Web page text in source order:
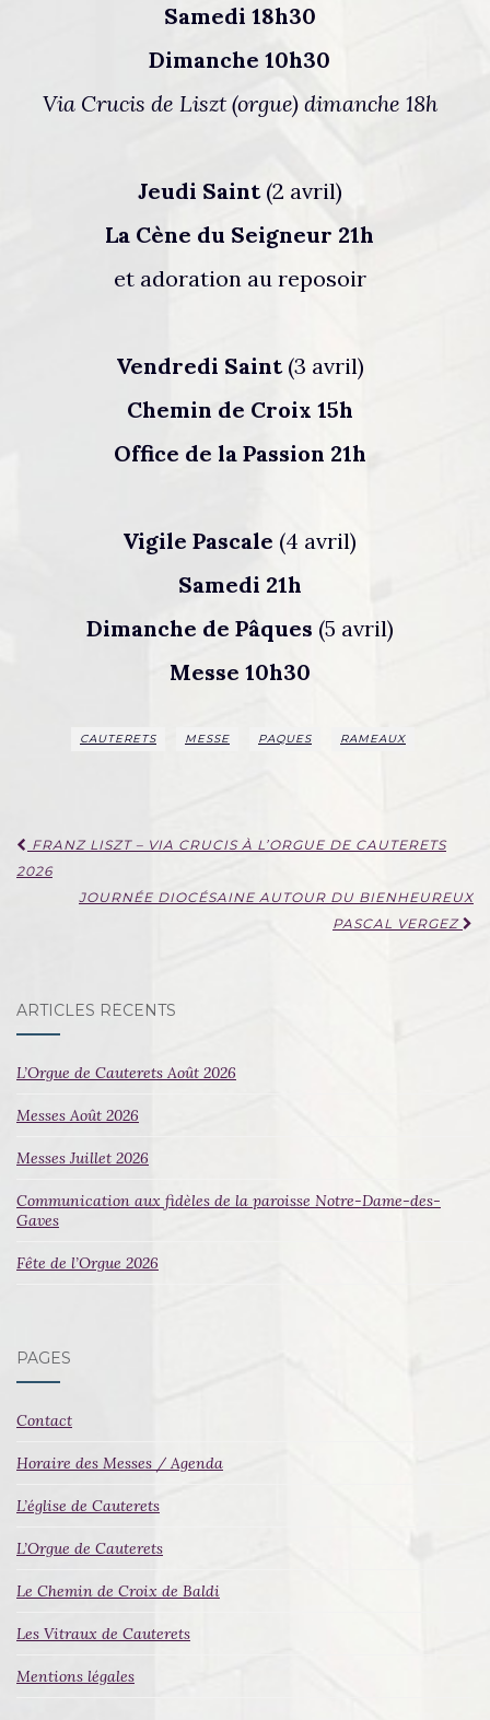
Samedi 18h30
Dimanche 10h30
Via Crucis de Liszt (orgue) dimanche 18h
Jeudi Saint(2 avril)
La Cène du Seigneur 21h
et adoration au reposoir
Vendredi Saint(3 avril)
Chemin de Croix 15h
Office de la Passion 21h
Vigile Pascale (4 avril)
Samedi 21h
Dimanche de Pâques (5 avril)
Messe 10h30
CAUTERETS MESSE PAQUES RAMEAUX
Navigation
d'article
FRANZ LISZT – VIA CRUCIS À L’ORGUE DE CAUTERETS
2026
JOURNÉE DIOCÉSAINE AUTOUR DU BIENHEUREUX
PASCAL VERGEZ
ARTICLES RÉCENTS
L’Orgue de Cauterets Août 2026
Messes Août 2026
Messes Juillet 2026
Communication aux fidèles de la paroisse Notre-Dame-des-
Gaves
Fête de l’Orgue 2026
PAGES
Contact
Horaire des Messes / Agenda
L’église de Cauterets
L’Orgue de Cauterets
Le Chemin de Croix de Baldi
Les Vitraux de Cauterets
Mentions légales